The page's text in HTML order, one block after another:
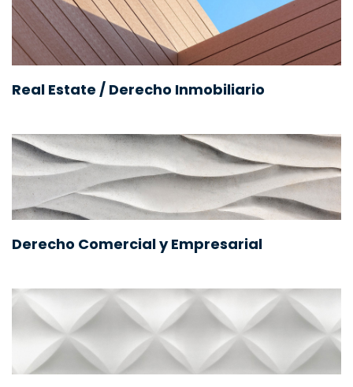
Real Estate / Derecho Inmobiliario
Derecho Comercial y Empresarial